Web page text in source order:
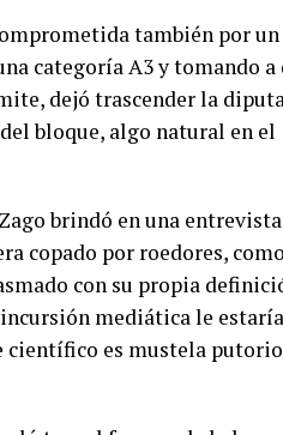
también por un
categoría A3 y tomando a
dejó trascender la
bloque, algo natural en el
brindó en una entrevista
copado por roedores, como
con su propia
incursión mediática le estaría
científico es mustela